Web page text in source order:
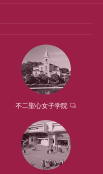
不二聖心女子学院